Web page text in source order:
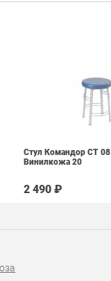
Стул Командор СТ 08
Винилкожа 20
2 490 ₽